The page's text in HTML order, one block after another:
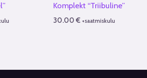
Komplekt “Triibuline”
30.00€ +saatmiskulu